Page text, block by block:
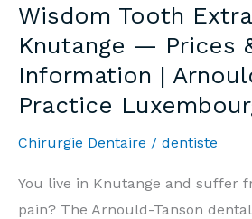
Knutange
—
Prix
&
Cabinet
Arnould-
Wisdom Tooth
Knutange — Prices
Information |
Practice
Chirurgie Dentaire / dentiste
You live in Knutange and suffer
pain? The Arnould-Tanson